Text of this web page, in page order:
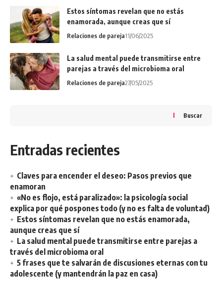
Estos síntomas revelan que no estás
enamorada, aunque creas que sí
Relaciones de pareja11/06/2025
La salud mental puede transmitirse entre
parejas a través del microbioma oral
Relaciones de pareja27/05/2025
Buscar
Entradas recientes
Claves para encender el deseo: Pasos previos que
enamoran
«No es flojo, está paralizado»: la psicología social
explica por qué pospones todo (y no es falta de voluntad)
Estos síntomas revelan que no estás enamorada,
aunque creas que sí
La salud mental puede transmitirse entre parejas a
través del microbioma oral
5 frases que te salvarán de discusiones eternas con tu
adolescente (y mantendrán la paz en casa)